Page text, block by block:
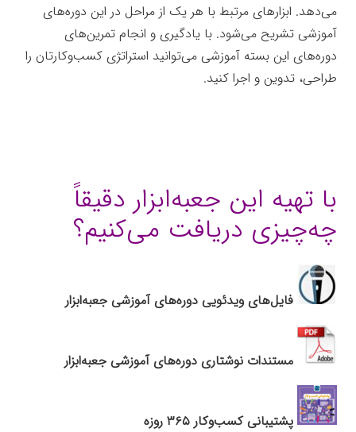
می‌دهد. ابزارهای مرتبط با هر یک از مراحل در این دوره‌های
آموزشی تشریح می‌شود. با یادگیری و انجام تمرین‌های
دوره‌های این بسته آموزشی می‌توانید استراتژی کسب‌وکارتان را
طراحی، تدوین و اجرا کنید.
با تهیه این جعبه‌ابزار دقیقاً
چه‌چیزی دریافت می‌کنیم؟
فایل‌های ویدئویی دوره‌های آموزشی جعبه‌ابزار
مستندات نوشتاری دوره‌های آموزشی جعبه‌ابزار
پشتیبانی کسب‌وکار ۳۶۵ روزه